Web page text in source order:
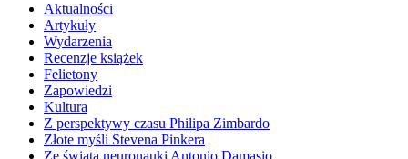
Aktualności
Artykuły
Wydarzenia
Recenzje książek
Felietony
Zapowiedzi
Kultura
Z perspektywy czasu Philipa Zimbardo
Złote myśli Stevena Pinkera